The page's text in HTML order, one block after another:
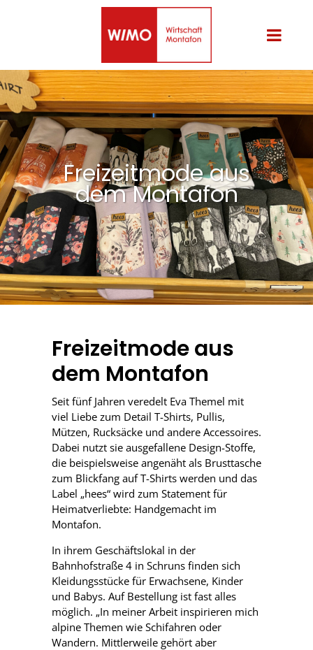
Freizeitmode aus
dem Montafon
Freizeitmode aus
dem Montafon
Seit fünf Jahren veredelt Eva Themel mit
viel Liebe zum Detail T-Shirts, Pullis,
Mützen, Rucksäcke und andere Accessoires.
Dabei nutzt sie ausgefallene Design-Stoffe,
die beispielsweise angenäht als Brusttasche
zum Blickfang auf T-Shirts werden und das
Label „hees“ wird zum Statement für
Heimatverliebte: Handgemacht im
Montafon.
In ihrem Geschäftslokal in der
Bahnhofstraße 4 in Schruns finden sich
Kleidungsstücke für Erwachsene, Kinder
und Babys. Auf Bestellung ist fast alles
möglich. „In meiner Arbeit inspirieren mich
alpine Themen wie Schifahren oder
Wandern. Mittlerweile gehört aber